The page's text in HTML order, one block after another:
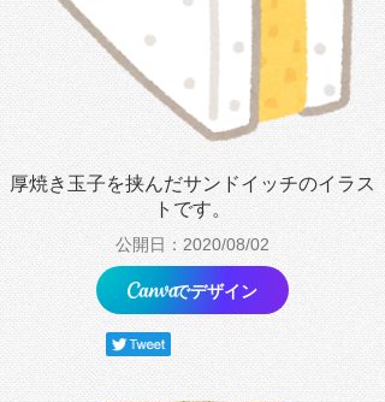
厚焼き玉子を挟んだサンドイッチのイラス
トです。
公開日：2020/08/02
でデザイン